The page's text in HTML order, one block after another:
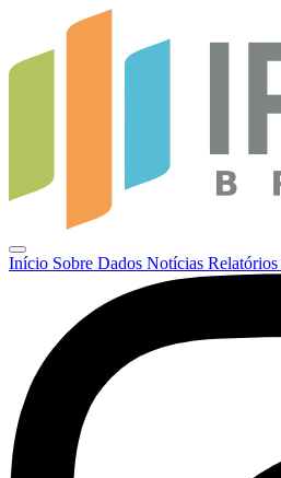
Início Sobre Dados Notícias Relatórios